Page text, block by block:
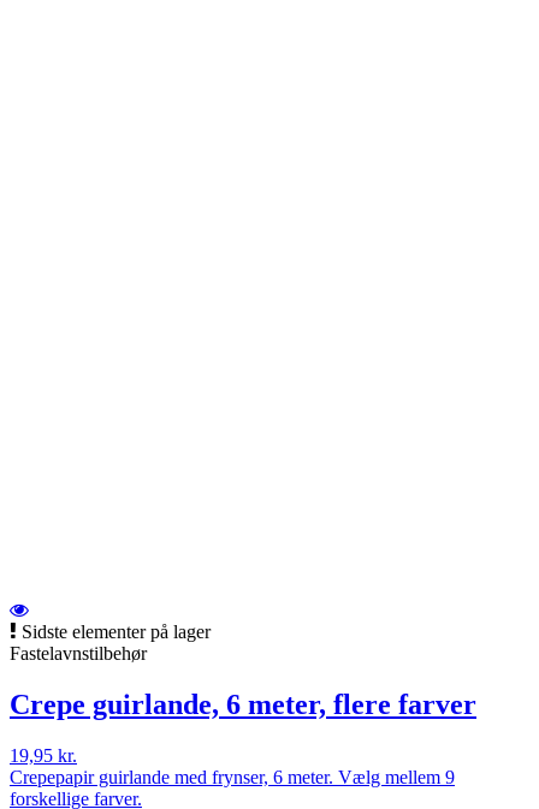
Sidste elementer på lager
Fastelavnstilbehør
Crepe guirlande, 6 meter, flere farver
19,95 kr.
Crepepapir guirlande med frynser, 6 meter. Vælg mellem 9
forskellige farver.